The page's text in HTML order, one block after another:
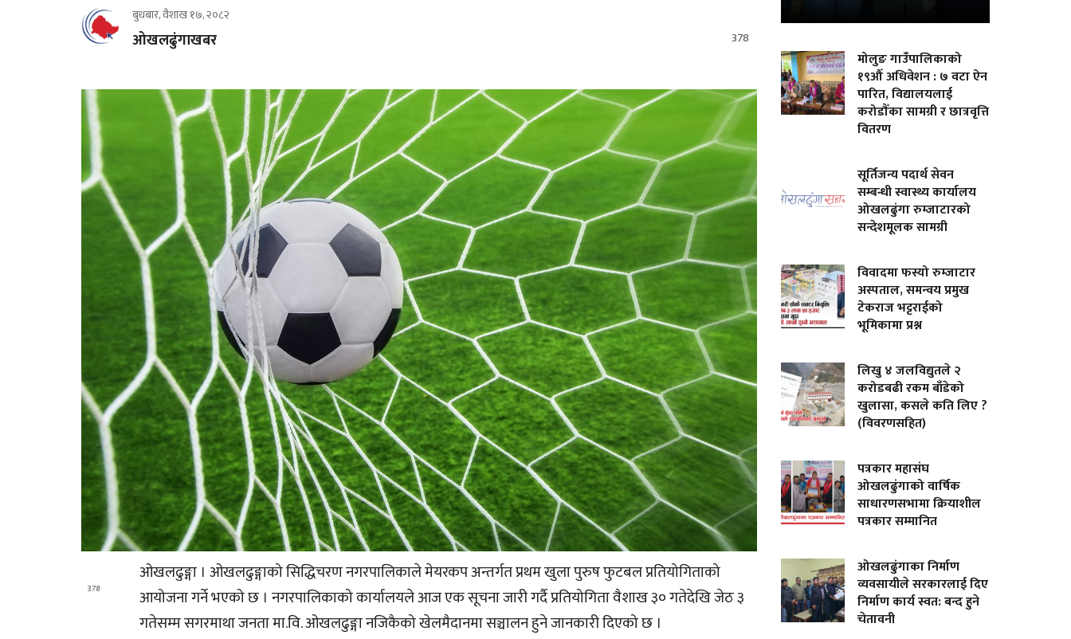
बुधबार, वैशाख १७, २०८२
ओखलढुंगाखबर 378
378
ओखलढुङ्गा । ओखलढुङ्गाको सिद्धिचरण नगरपालिकाले मेयरकप अन्तर्गत प्रथम खुला पुरुष फुटबल प्रतियोगिताको
आयोजना गर्ने भएको छ । नगरपालिकाको कार्यालयले आज एक सूचना जारी गर्दै प्रतियोगिता वैशाख ३० गतेदेखि जेठ ३
गतेसम्म सगरमाथा जनता मा.वि. ओखलढुङ्गा नजिकैको खेलमैदानमा सञ्चालन हुने जानकारी दिएको छ ।
मोलुङ गाउँपालिकाको
१९औँ अधिवेशन : ७ वटा ऐन
पारित, विद्यालयलाई
करोडौँका सामग्री र छात्रवृत्ति
वितरण
सूर्तिजन्य पदार्थ सेवन
सम्बन्धी स्वास्थ्य कार्यालय
ओखलढुंगा रुम्जाटारको
सन्देशमूलक सामग्री
विवादमा फस्यो रुम्जाटार
अस्पताल, समन्वय प्रमुख
टेकराज भट्टराईको
भूमिकामा प्रश्न
लिखु ४ जलविद्युतले २
करोडबढी रकम बाँडेको
खुलासा, कसले कति लिए ?
(विवरणसहित)
पत्रकार महासंघ
ओखलढुंगाको वार्षिक
साधारणसभामा क्रियाशील
पत्रकार सम्मानित
ओखलढुंगाका निर्माण
व्यवसायीले सरकारलाई दिए
निर्माण कार्य स्वत: बन्द हुने
चेतावनी